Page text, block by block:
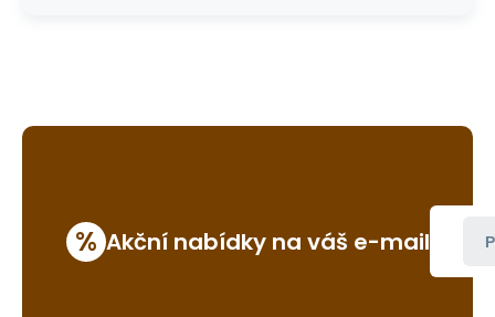
% Akční nabídky na váš e-mail